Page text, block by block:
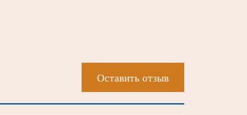
Оставить отзыв